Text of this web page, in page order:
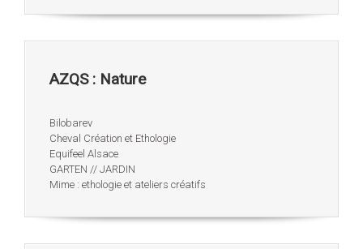
AZQS : Nature
Bilobarev
Cheval Création et Ethologie
Equifeel Alsace
GARTEN // JARDIN
Mime : ethologie et ateliers créatifs